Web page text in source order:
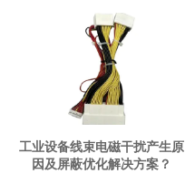
工业设备线束电磁干扰产生原
因及屏蔽优化解决方案？